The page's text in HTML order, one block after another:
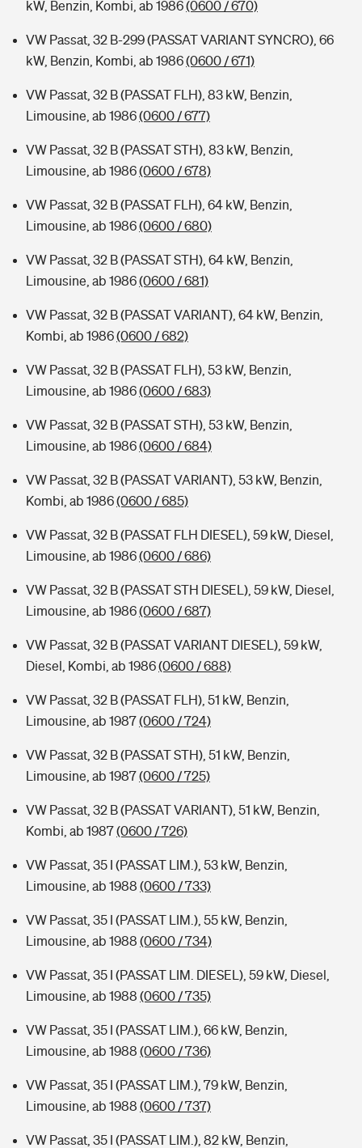
kW, Benzin, Kombi, ab 1986(0600 / 670)
VW Passat, 32 B-299 (PASSAT VARIANT SYNCRO), 66
kW, Benzin, Kombi, ab 1986(0600 / 671)
VW Passat, 32 B (PASSAT FLH), 83 kW, Benzin,
Limousine, ab 1986(0600 / 677)
VW Passat, 32 B (PASSAT STH), 83 kW, Benzin,
Limousine, ab 1986(0600 / 678)
VW Passat, 32 B (PASSAT FLH), 64 kW, Benzin,
Limousine, ab 1986(0600 / 680)
VW Passat, 32 B (PASSAT STH), 64 kW, Benzin,
Limousine, ab 1986(0600 / 681)
VW Passat, 32 B (PASSAT VARIANT), 64 kW, Benzin,
Kombi, ab 1986(0600 / 682)
VW Passat, 32 B (PASSAT FLH), 53 kW, Benzin,
Limousine, ab 1986(0600 / 683)
VW Passat, 32 B (PASSAT STH), 53 kW, Benzin,
Limousine, ab 1986(0600 / 684)
VW Passat, 32 B (PASSAT VARIANT), 53 kW, Benzin,
Kombi, ab 1986(0600 / 685)
VW Passat, 32 B (PASSAT FLH DIESEL), 59 kW, Diesel,
Limousine, ab 1986(0600 / 686)
VW Passat, 32 B (PASSAT STH DIESEL), 59 kW, Diesel,
Limousine, ab 1986(0600 / 687)
VW Passat, 32 B (PASSAT VARIANT DIESEL), 59 kW,
Diesel, Kombi, ab 1986(0600 / 688)
VW Passat, 32 B (PASSAT FLH), 51 kW, Benzin,
Limousine, ab 1987(0600 / 724)
VW Passat, 32 B (PASSAT STH), 51 kW, Benzin,
Limousine, ab 1987(0600 / 725)
VW Passat, 32 B (PASSAT VARIANT), 51 kW, Benzin,
Kombi, ab 1987(0600 / 726)
VW Passat, 35 I (PASSAT LIM.), 53 kW, Benzin,
Limousine, ab 1988 (0600 / 733)
VW Passat, 35 I (PASSAT LIM.), 55 kW, Benzin,
Limousine, ab 1988 (0600 / 734)
VW Passat, 35 I (PASSAT LIM. DIESEL), 59 kW, Diesel,
Limousine, ab 1988 (0600 / 735)
VW Passat, 35 I (PASSAT LIM.), 66 kW, Benzin,
Limousine, ab 1988 (0600 / 736)
VW Passat, 35 I (PASSAT LIM.), 79 kW, Benzin,
Limousine, ab 1988 (0600 / 737)
VW Passat, 35 I (PASSAT LIM.), 82 kW, Benzin,